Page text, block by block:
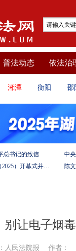
普法动态 依法治
湘潭 衡阳 邵
坚定法治自信 强化使命担当——习近平总书记的致信激励法学法律工作者投身全面依法治国伟大实践 中
陈文清出席中非合作论坛－法治论坛（2025）开幕式并在湖南调研
别让电子烟
人民法院报 作者：